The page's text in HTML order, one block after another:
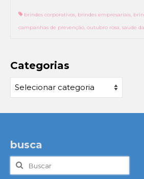
Festa Caipira
QUEM SOMOS
EM DESTAQUE
brindes corporativos, brindes empresariais,
campanhas de prevenção, outubro rosa, saude
Categorias
Categorias
busca
Buscar
por: